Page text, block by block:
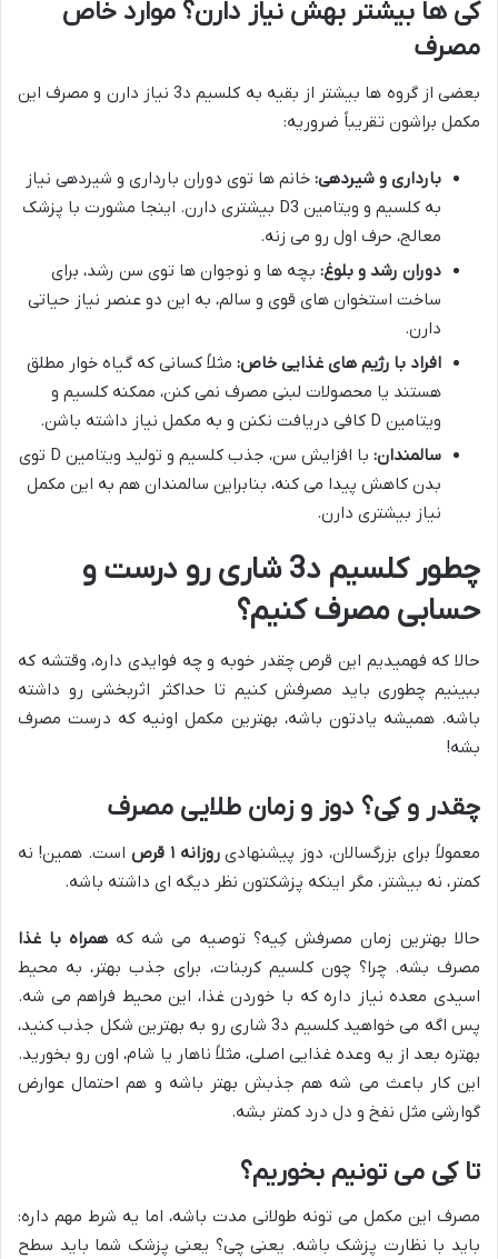
کی ها بیشتر بهش نیاز دارن؟ موارد خاص
مصرف
بعضی از گروه ها بیشتر از بقیه به کلسیم د3 نیاز دارن و مصرف این
مکمل براشون تقریباً ضروریه:
بارداری و شیردهی: خانم ها توی دوران بارداری و شیردهی نیاز
به کلسیم و ویتامین D3 بیشتری دارن. اینجا مشورت با پزشک
معالج، حرف اول رو می زنه.
دوران رشد و بلوغ: بچه ها و نوجوان ها توی سن رشد، برای
ساخت استخوان های قوی و سالم، به این دو عنصر نیاز حیاتی
دارن.
افراد با رژیم های غذایی خاص: مثلاً کسانی که گیاه خوار مطلق
هستند یا محصولات لبنی مصرف نمی کنن، ممکنه کلسیم و
ویتامین D کافی دریافت نکنن و به مکمل نیاز داشته باشن.
سالمندان:
با افزایش سن، جذب کلسیم و تولید ویتامین D توی
بدن کاهش پیدا می کنه، بنابراین سالمندان هم به این مکمل
نیاز بیشتری دارن.
چطور کلسیم د3 شاری رو درست و
حسابی مصرف کنیم؟
حالا که فهمیدیم این قرص چقدر خوبه و چه فوایدی داره، وقتشه که
ببینیم چطوری باید مصرفش کنیم تا حداکثر اثربخشی رو داشته
باشه. همیشه یادتون باشه، بهترین مکمل اونیه که درست مصرف
بشه!
چقدر و کِی؟ دوز و زمان طلایی مصرف
معمولاً برای بزرگسالان، دوز پیشنهادیروزانه ۱ قرص
است. همین! نه
کمتر، نه بیشتر، مگر اینکه پزشکتون نظر دیگه ای داشته باشه.
حالا بهترین زمان مصرفش کِیه؟ توصیه می شه که همراه با غذا
مصرف بشه. چرا؟ چون کلسیم کربنات، برای جذب بهتر، به محیط
اسیدی معده نیاز داره که با خوردن غذا، این محیط فراهم می شه.
پس اگه می خواهید کلسیم د3 شاری رو به بهترین شکل جذب کنید،
بهتره بعد از یه وعده غذایی اصلی، مثلاً ناهار یا شام، اون رو بخورید.
این کار باعث می شه هم جذبش بهتر باشه و هم احتمال عوارض
گوارشی مثل نفخ و دل درد کمتر بشه.
تا کِی می تونیم بخوریم؟
مصرف این مکمل می تونه طولانی مدت باشه، اما یه شرط مهم داره:
باید با نظارت پزشک باشه. یعنی چی؟ یعنی پزشک شما باید سطح